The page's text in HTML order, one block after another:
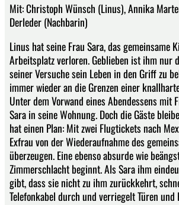
Mit: Christoph Wünsch (Linus), Annika
Derleder (Nachbarin)
Linus hat seine Frau Sara, das gemeinsame
Arbeitsplatz verloren. Geblieben ist ihm nur
seiner Versuche sein Leben in den Griff zu
immer wieder an die Grenzen einer
Unter dem Vorwand eines Abendessens mit
Sara in seine Wohnung. Doch die Gäste
hat einen Plan: Mit zwei Flugtickets nach
Exfrau von der Wiederaufnahme des
überzeugen. Eine ebenso absurde wie
Zimmerschlacht beginnt. Als Sara ihm
gibt, dass sie nicht zu ihm zurückkehrt,
Telefonkabel durch und verriegelt Türen und